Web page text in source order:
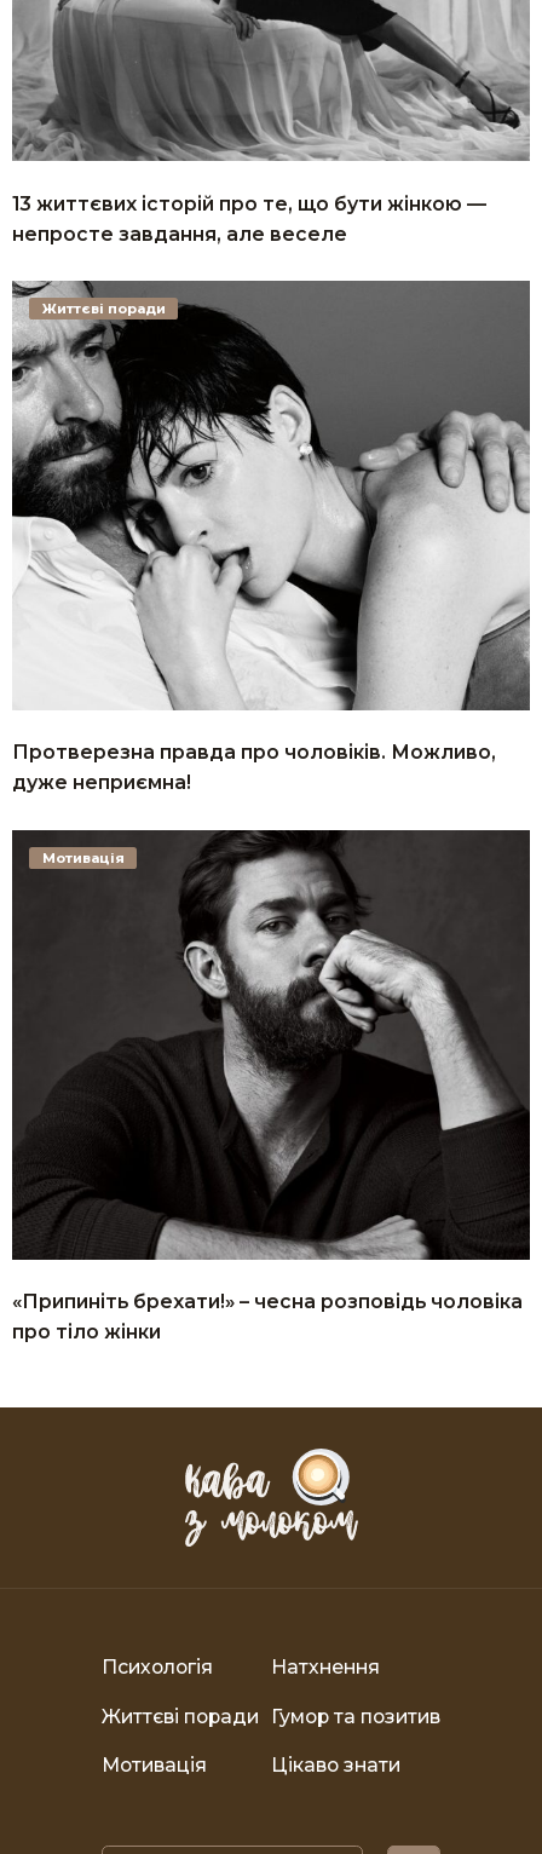
13 життєвих історій про те, що бути жінкою —
непросте завдання, але веселе
Протверезна правда про чоловіків. Можливо,
дуже неприємна!
Життєві поради
«Припиніть брехати!» – чесна розповідь чоловіка
про тіло жінки
Мотивація
Психологія Натхнення
Життєві поради Гумор та позитив
Мотивація Цікаво знати